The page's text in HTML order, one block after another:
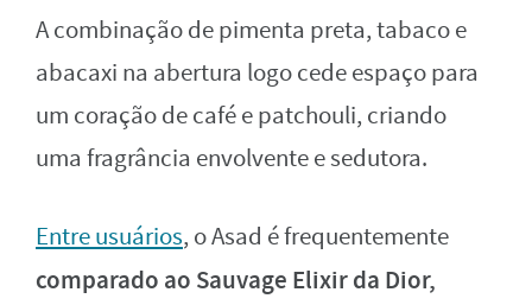
A combinação de pimenta preta, tabaco e
abacaxi na abertura logo cede espaço para
um coração de café e patchouli, criando
uma fragrância envolvente e sedutora.
Entre usuários, o Asad é frequentemente
comparado ao Sauvage Elixir da Dior,